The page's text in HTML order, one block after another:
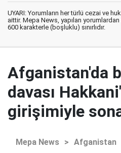
UYARI: Yorumların her türlü cezai ve
aittir. Mepa News, yapılan
600 karakterle (boşluklu) sınırlıdır.
Afganistan'da
davası
girişimiyle
Mepa News > Afganistan